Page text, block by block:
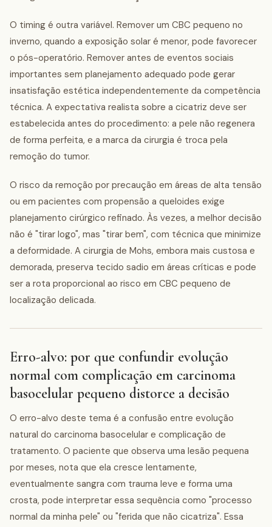
O timing é outra variável. Remover um CBC pequeno no
inverno, quando a exposição solar é menor, pode favorecer
o pós-operatório. Remover antes de eventos sociais
importantes sem planejamento adequado pode gerar
insatisfação estética independentemente da competência
técnica. A expectativa realista sobre a cicatriz deve ser
estabelecida antes do procedimento: a pele não regenera
de forma perfeita, e a marca da cirurgia é troca pela
remoção do tumor.
O risco da remoção por precaução em áreas de alta tensão
ou em pacientes com propensão a queloides exige
planejamento cirúrgico refinado. Às vezes, a melhor decisão
não é "tirar logo", mas "tirar bem", com técnica que minimize
a deformidade. A cirurgia de Mohs, embora mais custosa e
demorada, preserva tecido sadio em áreas críticas e pode
ser a rota proporcional ao risco em CBC pequeno de
localização delicada.
Erro-alvo: por que confundir evolução
normal com complicação em carcinoma
basocelular pequeno distorce a decisão
O erro-alvo deste tema é a confusão entre evolução
natural do carcinoma basocelular e complicação de
tratamento. O paciente que observa uma lesão pequena
por meses, nota que ela cresce lentamente,
eventualmente sangra com trauma leve e forma uma
crosta, pode interpretar essa sequência como "processo
normal da minha pele" ou "ferida que não cicatriza". Essa